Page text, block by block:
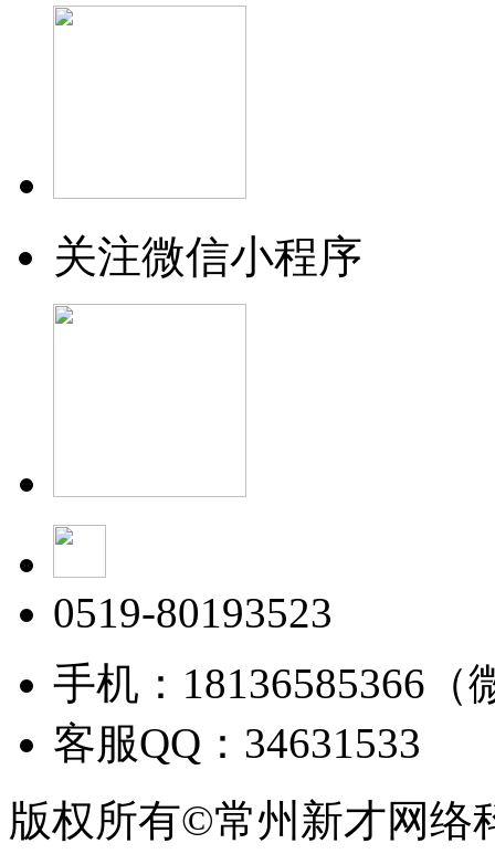
关注微信小程序
0519-80193523
手机：18136585366（
客服QQ：34631533
版权所有©常州新才网络